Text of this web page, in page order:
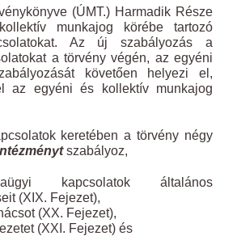
(ÚMT.) Harmadik Része
munkajog körébe tartozó
Az új szabályozás a
a törvény végén, az egyéni
követően helyezi el,
az egyéni és kollektív munkajog
keretében a törvény négy
szabályoz,
kapcsolatok általános
(XIX. Fejezet),
(XX. Fejezet),
(XXI. Fejezet) és